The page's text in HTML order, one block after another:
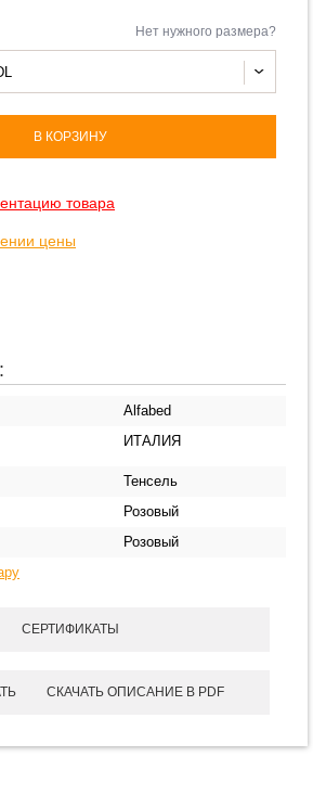
Нет нужного размера?
В КОРЗИНУ
товара
цены
Alfabed
ИТАЛИЯ
Тенсель
Розовый
Розовый
СЕРТИФИКАТЫ
СКАЧАТЬ ОПИСАНИЕ В PDF